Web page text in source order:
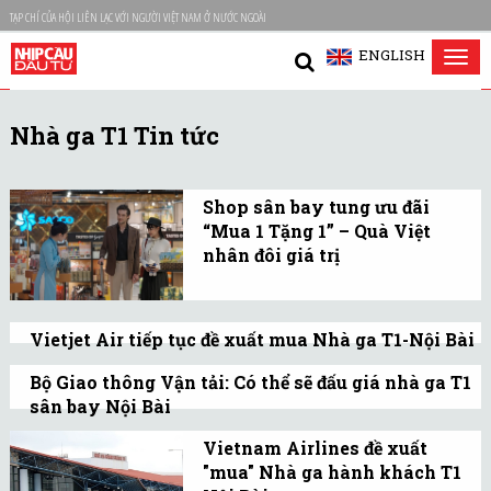
TẠP CHÍ CỦA HỘI LIÊN LẠC VỚI NGƯỜI VIỆT NAM Ở NƯỚC NGOÀI
ENGLISH
Nhà ga T1 Tin tức
Shop sân bay tung ưu đãi
“Mua 1 Tặng 1” – Quà Việt
nhân đôi giá trị
triển khai đến hết ngày
30/12/2025.
Vietjet Air tiếp tục đề xuất mua Nhà ga T1-Nội Bài
Vietjet Air lần thứ hai đề xuất Bộ trưởng
Bộ GTVT chấp thuận cho tham gia nhượng
quyền, quản lý và khai thác toàn bộ Nhà
ga T1, Nội Bài.
Bộ Giao thông Vận tải: Có thể sẽ đấu giá nhà ga T1
sân bay Nội Bài
Theo Thứ trưởng Giao thông Vận tải
Nguyễn Hồng Trường, đấu giá có thể là
Vietnam Airlines đề xuất
"mua" Nhà ga hành khách T1